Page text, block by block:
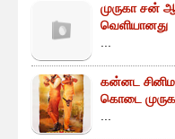
முருகா சன்
வெளியானது
...
கன்னட
கொடை
...